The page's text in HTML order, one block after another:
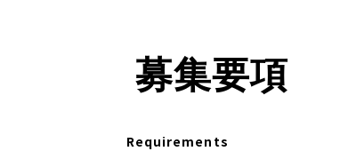
募集要項
Requirements